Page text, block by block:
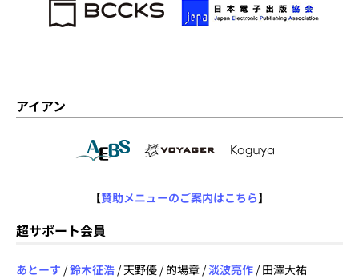
アイアン
【賛助メニューのご案内はこちら】
超サポート会員
あとーす /鈴木征浩 / 天野優 / 的場章 /淡波亮作 / 田澤大祐